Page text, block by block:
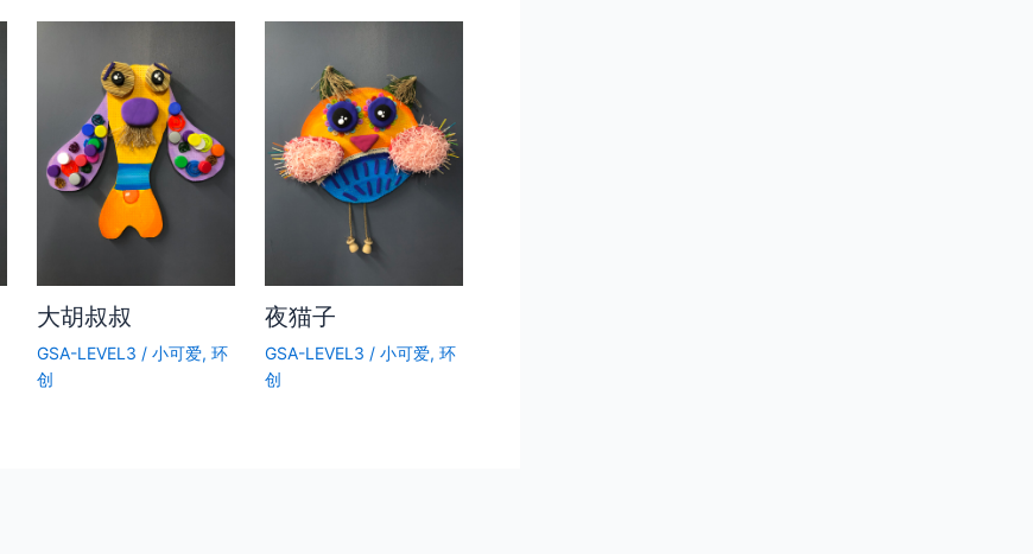
大胡叔叔
GSA-LEVEL3 / 小可爱, 环
创
夜猫子
GSA-LEVEL3 / 小可爱, 环
创